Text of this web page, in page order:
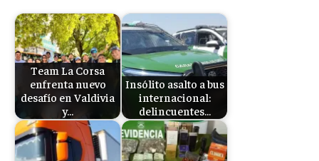
Team La Corsa
enfrenta nuevo
desafío en Valdivia
y…
Insólito asalto a bus
internacional:
delincuentes…